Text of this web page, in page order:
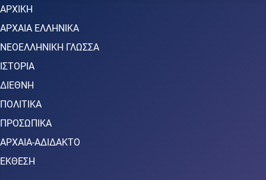
ΑΡΧΙΚΗ
ΑΡΧΑΙΑ ΕΛΛΗΝΙΚΑ
ΝΕΟΕΛΛΗΝΙΚΗ ΓΛΩΣΣΑ
ΙΣΤΟΡΙΑ
ΔΙΕΘΝΗ
ΠΟΛΙΤΙΚΑ
ΠΡΟΣΩΠΙΚΑ
ΑΡΧΑΙΑ-ΑΔΙΔΑΚΤΟ
ΕΚΘΕΣΗ